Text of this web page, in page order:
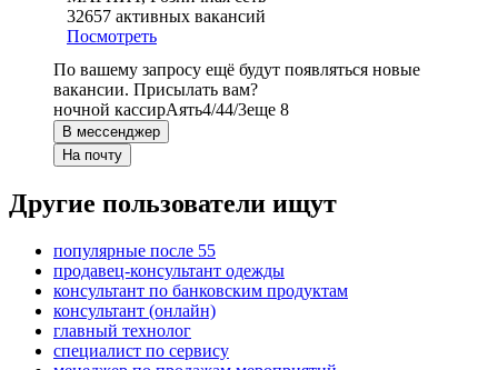
32657 активных вакансий
Посмотреть
По вашему запросу ещё будут появляться новые
вакансии. Присылать вам?
ночной кассирАять4/44/3еще 8
В мессенджер
На почту
Другие пользователи ищут
популярные после 55
продавец-консультант одежды
консультант по банковским продуктам
консультант (онлайн)
главный технолог
специалист по сервису